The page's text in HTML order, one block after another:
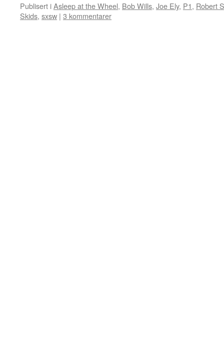
Publisert iAsleep at the Wheel, Bob Wills, Joe Ely, P1, Robert
Skids, sxsw | 3 kommentarer